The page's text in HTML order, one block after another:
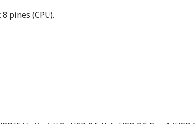
pines (CPU).